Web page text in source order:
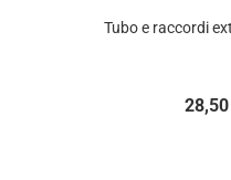
Tubo e rac­cor­di
28,50